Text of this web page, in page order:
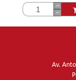
Av.